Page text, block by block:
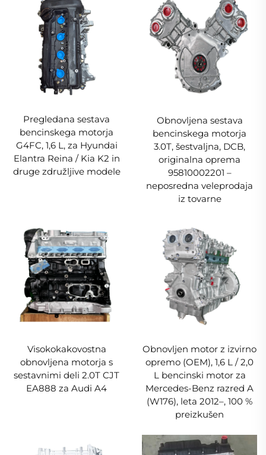
Pregledana sestava
bencinskega motorja
G4FC, 1,6 L, za Hyundai
Elantra Reina / Kia K2 in
druge združljive modele
Obnovljena sestava
bencinskega motorja
3.0T, šestvaljna, DCB,
originalna oprema
95810002201 –
neposredna veleprodaja
iz tovarne
Visokokakovostna
obnovljena motorja s
sestavnimi deli 2.0T CJT
EA888 za Audi A4
Obnovljen motor z izvirno
opremo (OEM), 1,6 L / 2,0
L bencinski motor za
Mercedes-Benz razred A
(W176), leta 2012–, 100 %
preizkušen